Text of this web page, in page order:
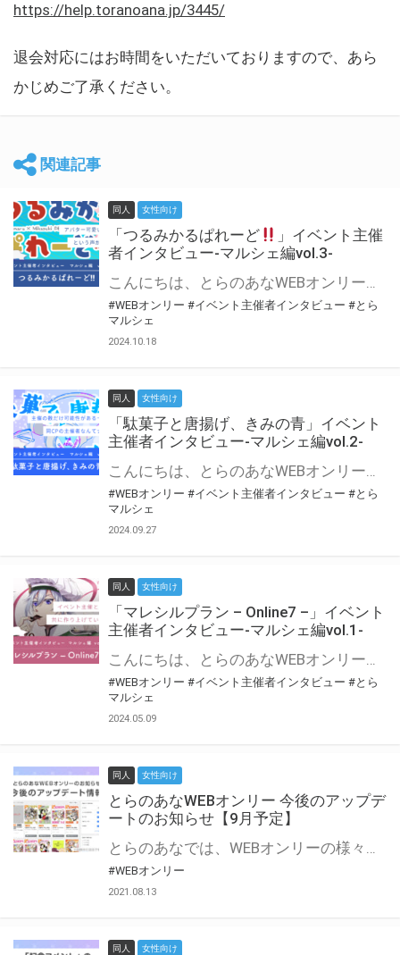
https://help.toranoana.jp/3445/
退会対応にはお時間をいただいておりますので、あら
かじめご了承ください。
関連記事
同人 女性向け
「つるみかるぱれーど
」イベント主催
者インタビュー-マルシェ編vol.3-
こんにちは、とらのあなWEBオンリー運営スタッフです。 新たにお届けする、イベント主催者インタビュー-マルシェ編-は、 とらのあなWEBオンリー「マルシェ」をご利用した主催様に 「マルシェ」を使って開催した感想や心がけをお聞きする企画です。 今回は、WEBオンリー初開催「つるみかるぱれーど
#WEBオンリー #イベント主催者インタビュー #とら
マルシェ
2024.10.18
同人 女性向け
「駄菓子と唐揚げ、きみの青」イベント
主催者インタビュー-マルシェ編vol.2-
こんにちは、とらのあなWEBオンリー運営スタッフです。 新たにお届けする、イベント主催者インタビュー-マルシェ編-は、 とらのあなWEBオンリー「マルシェ」をご利用の主催様に 「マルシェ」を使ってイベントを開催した感想や心がけをお聞きする企画です。 今回は、WEBオンリー初開催「駄菓子と唐揚げ、きみの青」より、 主催のぎこ六屋様にお話を伺いました。 協力：ぎこ六屋様／イベント公式Twitter（@krkgwks） とらのあなWEBオンリー「マルシェ」とは？ WEBオンリーでリアルタイムでコミュニケーションがとれるオンライン会場です。
#WEBオンリー #イベント主催者インタビュー #とら
マルシェ
2024.09.27
同人 女性向け
「マレシルプラン – Online7 –」イベント
主催者インタビュー-マルシェ編vol.1-
こんにちは、とらのあなWEBオンリー運営スタッフです。 新たにお届けする、イベント主催者インタビュー-マルシェ編-は、 とらのあなWEBオンリー「マルシェ」をご利用した主催様に 「マルシェ」を使って開催した感想や心がけをお聞きする企画です。 今回は、WEBオンリー開催7回目迎えた「マレシルプラン – Online7 –」より、 主催の玉川うた様にお話を伺いました。 ▼マレシルプランのインタビュー前回記事 「イベント主催者インタビュー vol.6」はこちら 協力：玉川うた様（マレシルプラン実行委員会 代表）／イベント公式Twitter（@mallesil_plan） とらのあなWEBオンリー「マルシェ」とは？ WEBオンリーでリアルタイムでコミュニケーションがとれるオンライン会場です。
#WEBオンリー #イベント主催者インタビュー #とら
マルシェ
2024.05.09
同人 女性向け
とらのあなWEBオンリー 今後のアップデ
ートのお知らせ【9月予定】
とらのあなでは、WEBオンリーの様々な支援を実施しています。 今回は2021年9月に実装を予定しているアップデート情報についてご紹介いたします。 とらのあなWEBオンリーサイトはこちら
#WEBオンリー
2021.08.13
同人 女性向け